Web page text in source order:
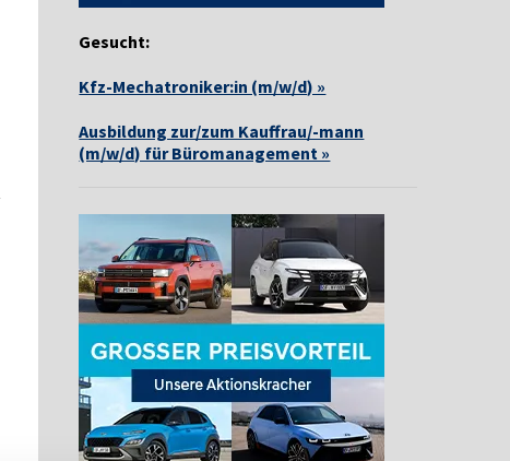
Gesucht:
Kfz-Mechatroniker:in (m/w/d) »
Ausbildung zur/zum Kauffrau/-mann
(m/w/d) für Büromanagement »